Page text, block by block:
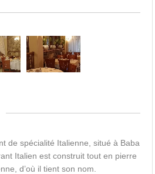
de spécialité Italienne, situé à Baba
Italien est construit tout en pierre
d’où il tient son nom.